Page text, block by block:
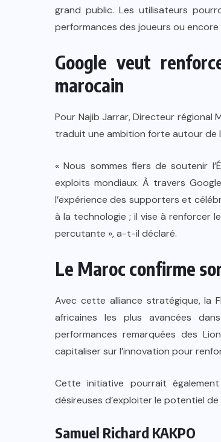
grand public. Les utilisateurs
performances des joueurs ou
Google veut
marocain
Pour Najib Jarrar, Directeur régional
traduit une ambition forte autour de
« Nous sommes fiers de soutenir
exploits mondiaux. À travers
l’expérience des supporters et
à la technologie ; il vise à renforcer
percutante », a-t-il déclaré.
Le Maroc confirme
Avec cette alliance stratégique, la
africaines les plus avancées
performances remarquées des
capitaliser sur l’innovation pour
Cette initiative pourrait
désireuses d’exploiter le potentiel
Samuel Richard KAKPO